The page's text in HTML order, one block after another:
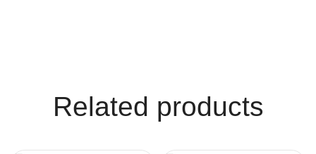
Related products